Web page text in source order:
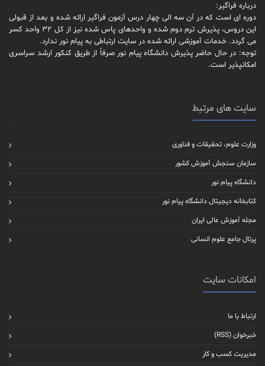
درباره فراگیر:
دوره ای است که در آن سه الی چهار درس آزمون فراگیر ارائه شده و بعد از قبولی
این دروس، پذیرش ترم دوم شده و واحدهای پاس شده نیز از کل 32 واحد کسر
می گردد. خدمات آموزشی ارائه شده در سایت ارتباطی به پیام نور ندارد.
توجه: در حال حاضر پذیرش دانشگاه پیام نور صرفاً از طریق کنکور ارشد سراسری
امکانپذیر است.
سایت های مرتبط
وزارت علوم، تحقیقات و فناوری
سازمان سنجش آموزش کشور
دانشگاه پیام نور
کتابخانه دیجیتال دانشگاه پیام نور
مجله آموزش عالی ایران
پرتال جامع علوم انسانی
امکانات سایت
ارتباط با ما
خبرخوان (RSS)
مدیریت کسب و کار